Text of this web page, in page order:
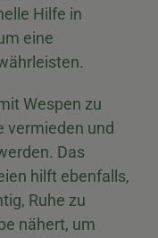
Hilfe in
eine
Wespen zu
vermieden und
Das
hilft ebenfalls,
Ruhe zu
nähert, um